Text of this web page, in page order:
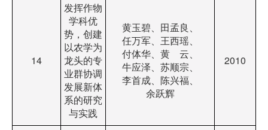
14
发挥作物
学科优
势，创建
以农学为
龙头的专
业群协调
发展新体
系的研究
与实践
黄玉碧、田孟良、
任万军、王西瑶、
付体华、黄 云、
牛应泽、苏顺宗、
李首成、陈兴福、
余跃辉
2010